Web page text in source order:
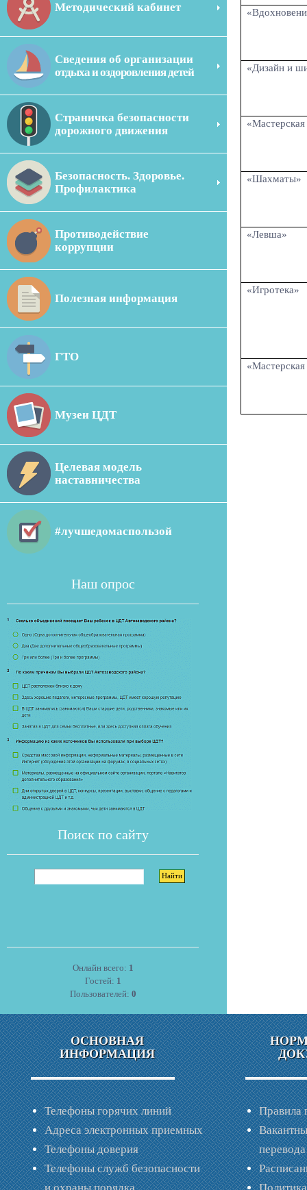
Методический кабинет
Сведения об организации
отдыха и оздоровления детей
Страничка безопасности
дорожного движения
Безопасность. Здоровье.
Профилактика
Противодействие
коррупции
Полезная информация
ГТО
Музеи ЦДТ
Целевая модель
наставничества
#лучшедомаспользой
Наш опрос
Поиск по сайту
Онлайн всего: 1
Гостей: 1
Пользователей: 0
«Дизайн и
«Шахматы»
«Левша»
«Игротека»
ОСНОВНАЯ
ИНФОРМАЦИЯ
Телефоны горячих линий
Адреса электронных приемных
Телефоны доверия
Телефоны служб безопасности
Правила
перевода